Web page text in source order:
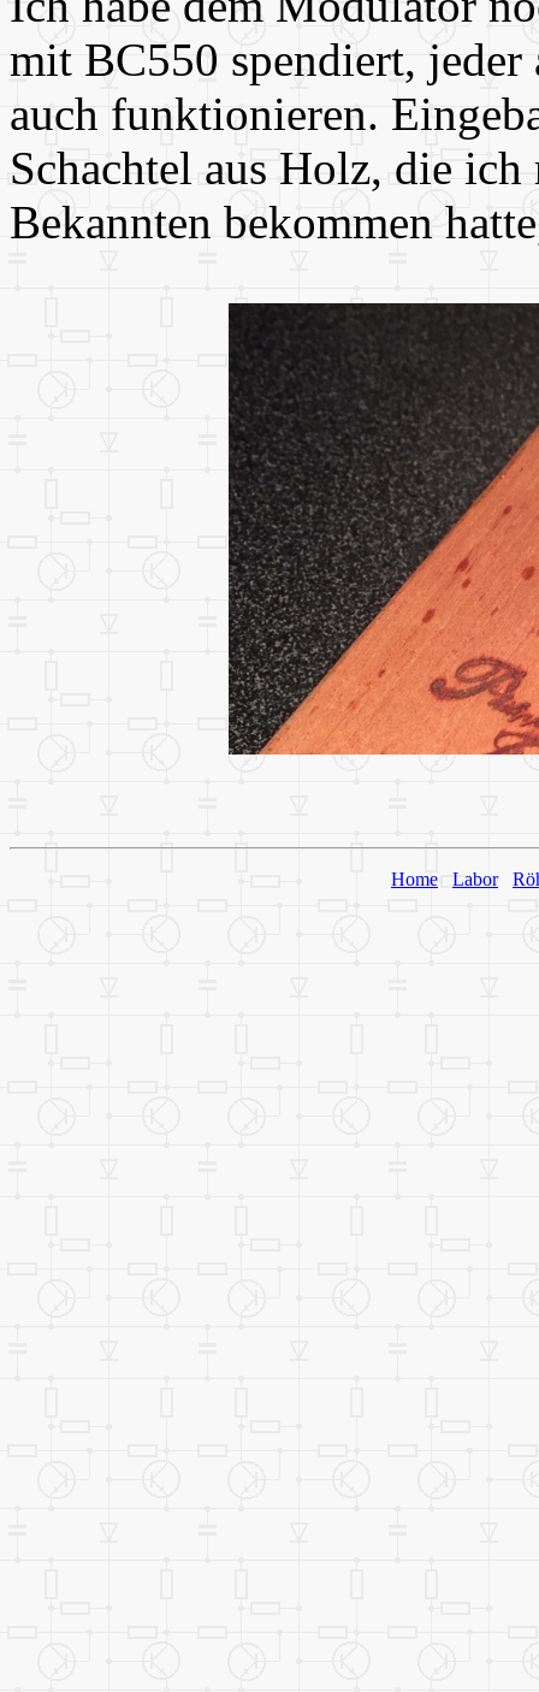
mit BC550 spendiert, jeder
auch funktionieren.
Schachtel aus Holz, die
Bekannten bekommen
Home Labor